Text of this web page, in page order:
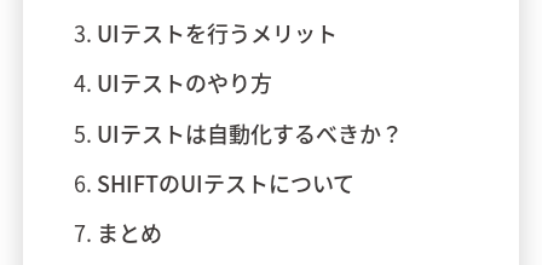
UIテストを行うメリット
UIテストのやり方
UIテストは自動化するべきか？
SHIFTのUIテストについて
まとめ